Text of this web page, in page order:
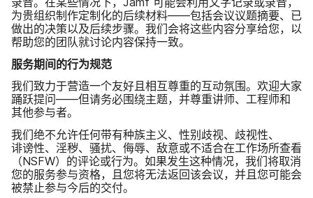
为贵​组织​制​作定制化​的​后续​材料​——​包括​会议​议题​摘要、​已​
做出​的​决策​以及​后续​步骤。​我们​会​将​这些​内容​分享​给​您，​以​
帮助​您​的​团队​就​讨论​内容​保持​一致。
服务​期间​的​行为​规范
我们​致力​于​营造​一​个​友好且​相互​尊重​的​互动​氛围。​欢迎​大家​
踊跃​提问​——但​请务必围绕​主题，​并​尊重讲师、​工程师​和​
其他​参与者。
我们​绝不​允许​任何​带​有​种族主义、​性别​歧视、​歧视性、​
诽谤性、​淫秽、​骚扰、​侮辱、​敌意​或​不适合​在​工作​场​所查​看​
（NSFW）​的​评论​或​行为。​如果​发生​这​种​情况，​我们​将​取​消​
您​的​服务​参与​资格，​且​您​将​无法​返​回该​会议，​并且​您​可能​会​
被​禁止​参与​今后​的​交付。